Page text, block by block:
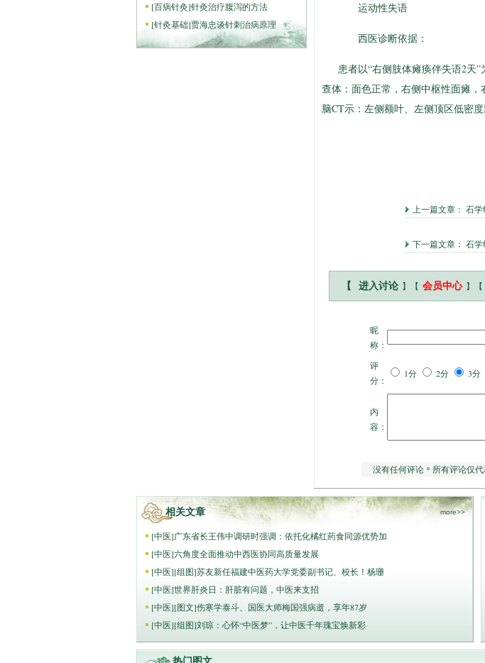
[百病针灸]针灸治疗腹泻的方法
[针灸基础]贾海忠谈针刺治病原理
运动性失语
西医诊断依据：
患者以“右侧肢体瘫痪伴失语2天”
查体：面色正常，右侧中枢性面瘫
脑CT示：左侧额叶、左侧顶区低密
上一篇文章： 石学
下一篇文章： 石学
【 进入讨论 】【 会员中心 】【
昵
称：
评
分：
1分 2分 3分
内
容：
没有任何评论 * 所有评论仅代
相关文章 more>>
[中医]广东省长王伟中调研时强调：依托化橘红药食同源优势加
[中医]六角度全面推动中西医协同高质量发展
[中医][组图]苏友新任福建中医药大学党委副书记、校长！杨珊
[中医]世界肝炎日：肝脏有问题，中医来支招
[中医][图文]伤寒学泰斗、国医大师梅国强病逝，享年87岁
[中医][组图]刘琼：心怀“中医梦”，让中医千年瑰宝焕新彩